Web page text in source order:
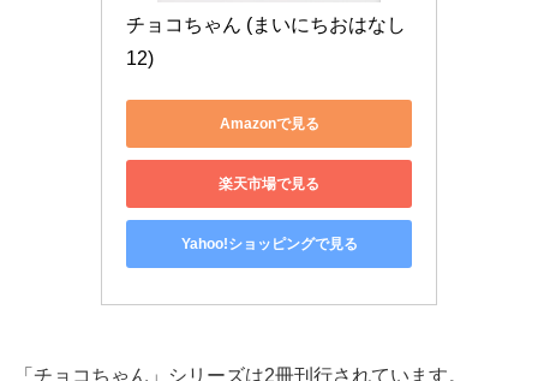
チョコちゃん (まいにちおはなし
12)
Amazonで見る
楽天市場で見る
Yahoo!ショッピングで見る
「チョコちゃん」シリーズは2冊刊行されています。